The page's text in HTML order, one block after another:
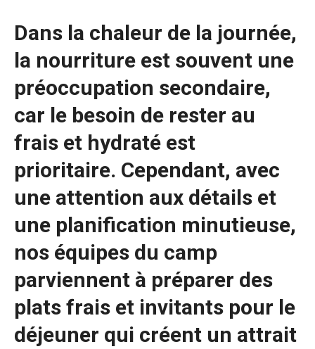
Dans la chaleur de la journée,
la nourriture est souvent une
préoccupation secondaire,
car le besoin de rester au
frais et hydraté est
prioritaire. Cependant, avec
une attention aux détails et
une planification minutieuse,
nos équipes du camp
parviennent à préparer des
plats frais et invitants pour le
déjeuner qui créent un attrait